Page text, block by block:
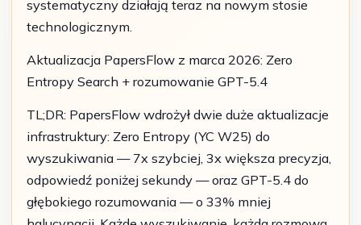
systematyczny działają teraz na nowym stosie
technologicznym.
Aktualizacja PapersFlow z marca 2026: Zero
Entropy Search + rozumowanie GPT-5.4
TL;DR: PapersFlow wdrożył dwie duże aktualizacje
infrastruktury: Zero Entropy (YC W25) do
wyszukiwania — 7x szybciej, 3x większa precyzja,
odpowiedź poniżej sekundy — oraz GPT-5.4 do
głębokiego rozumowania — o 33% mniej